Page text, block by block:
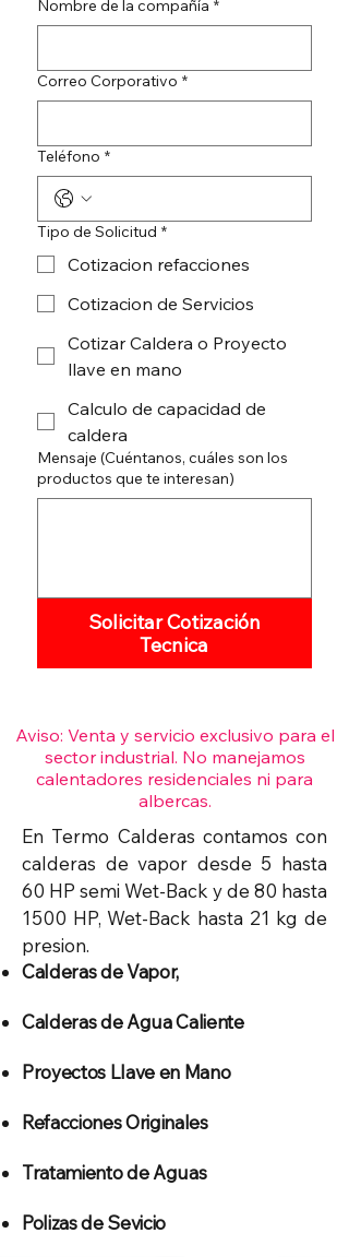
Nombre de la compañía *
Correo Corporativo *
Teléfono *
Tipo de Solicitud *
Cotizacion refacciones
Cotizacion de Servicios
Cotizar Caldera o Proyecto
llave en mano
Calculo de capacidad de
caldera
Mensaje (Cuéntanos, cuáles son los
productos que te interesan)
Solicitar Cotización
Tecnica
Aviso: Venta y servicio exclusivo para el
sector industrial. No manejamos
calentadores residenciales ni para
albercas.
En Termo Calderas contamos con
calderas de vapor desde 5 hasta
60 HP semi Wet-Back y de 80 hasta
1500 HP, Wet-Back hasta 21 kg de
presion.
Calderas de Vapor,
Calderas de Agua Caliente
Proyectos Llave en Mano
Refacciones Originales
Tratamiento de Aguas
Polizas de Sevicio